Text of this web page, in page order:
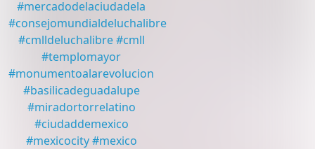
#mercadodelaciudadela
#consejomundialdeluchalibre
#cmlldeluchalibre #cmll
#templomayor
#monumentoalarevolucion
#basilicadeguadalupe
#miradortorrelatino
#ciudaddemexico
#mexicocity #mexico